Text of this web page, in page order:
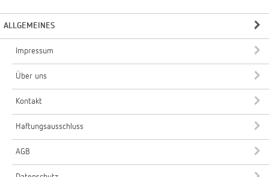
ALLGEMEINES
Impressum
Über uns
Kontakt
Haftungsausschluss
AGB